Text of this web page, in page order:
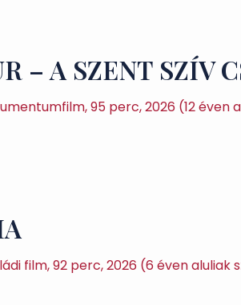
– A SZENT SZÍV
95 perc, 2026 (12 éven
film, 92 perc, 2026 (6 éven